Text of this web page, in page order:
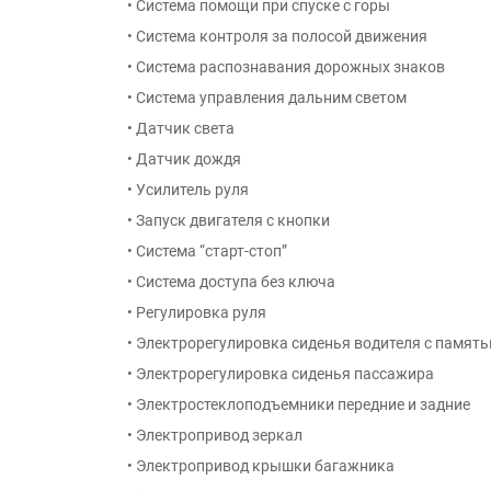
• Система помощи при спуске с горы
• Система контроля за полосой движения
• Система распознавания дорожных знаков
• Система управления дальним светом
• Датчик света
• Датчик дождя
• Усилитель руля
• Запуск двигателя с кнопки
• Система “старт-стоп”
• Система доступа без ключа
• Регулировка руля
• Электрорегулировка сиденья водителя с
• Электрорегулировка сиденья пассажира
• Электростеклоподъемники передние и задние
• Электропривод зеркал
• Электропривод крышки багажника